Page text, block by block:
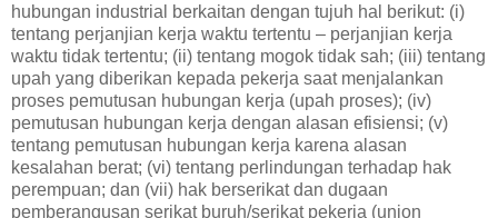
hubungan industrial berkaitan dengan tujuh hal berikut: (i)
tentang perjanjian kerja waktu tertentu – perjanjian kerja
waktu tidak tertentu; (ii) tentang mogok tidak sah; (iii) tentang
upah yang diberikan kepada pekerja saat menjalankan
proses pemutusan hubungan kerja (upah proses); (iv)
pemutusan hubungan kerja dengan alasan efisiensi; (v)
tentang pemutusan hubungan kerja karena alasan
kesalahan berat; (vi) tentang perlindungan terhadap hak
perempuan; dan (vii) hak berserikat dan dugaan
pemberangusan serikat buruh/serikat pekerja (union